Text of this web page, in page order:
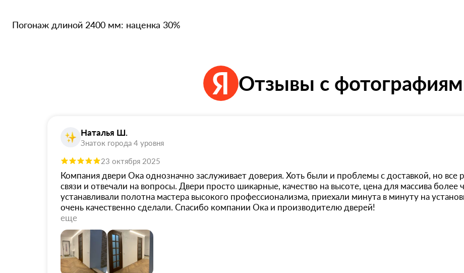
Погонаж длиной 2400 мм: наценка 30%
Отзывы с
Наталья Ш.
Знаток города 4 уровня
23 октября 2025
Компания двери Ока однозначно заслуживает доверия. Хоть были и проблемы с доставкой, но все
связи и отвечали на вопросы. Двери просто шикарные, качество на высоте, цена для массива более
устанавливали полотна мастера высокого профессионализма, приехали минута в минуту на
очень качественно сделали. Спасибо компании Ока и производителю дверей!
еще